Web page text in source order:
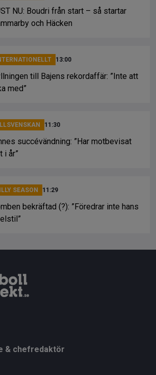
NU: Boudri från start – så startar
och Häcken
13:00
till Bajens rekordaffär: ”Inte att
med”
11:30
succévändning: ”Har motbevisat
i år”
SEASON 11:29
bekräftad (?): ”Föredrar inte hans
& chefredaktör